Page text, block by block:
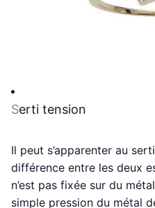
Serti tension
Il peut s’apparenter au
différence entre les deux
n’est pas fixée sur du
simple pression du métal